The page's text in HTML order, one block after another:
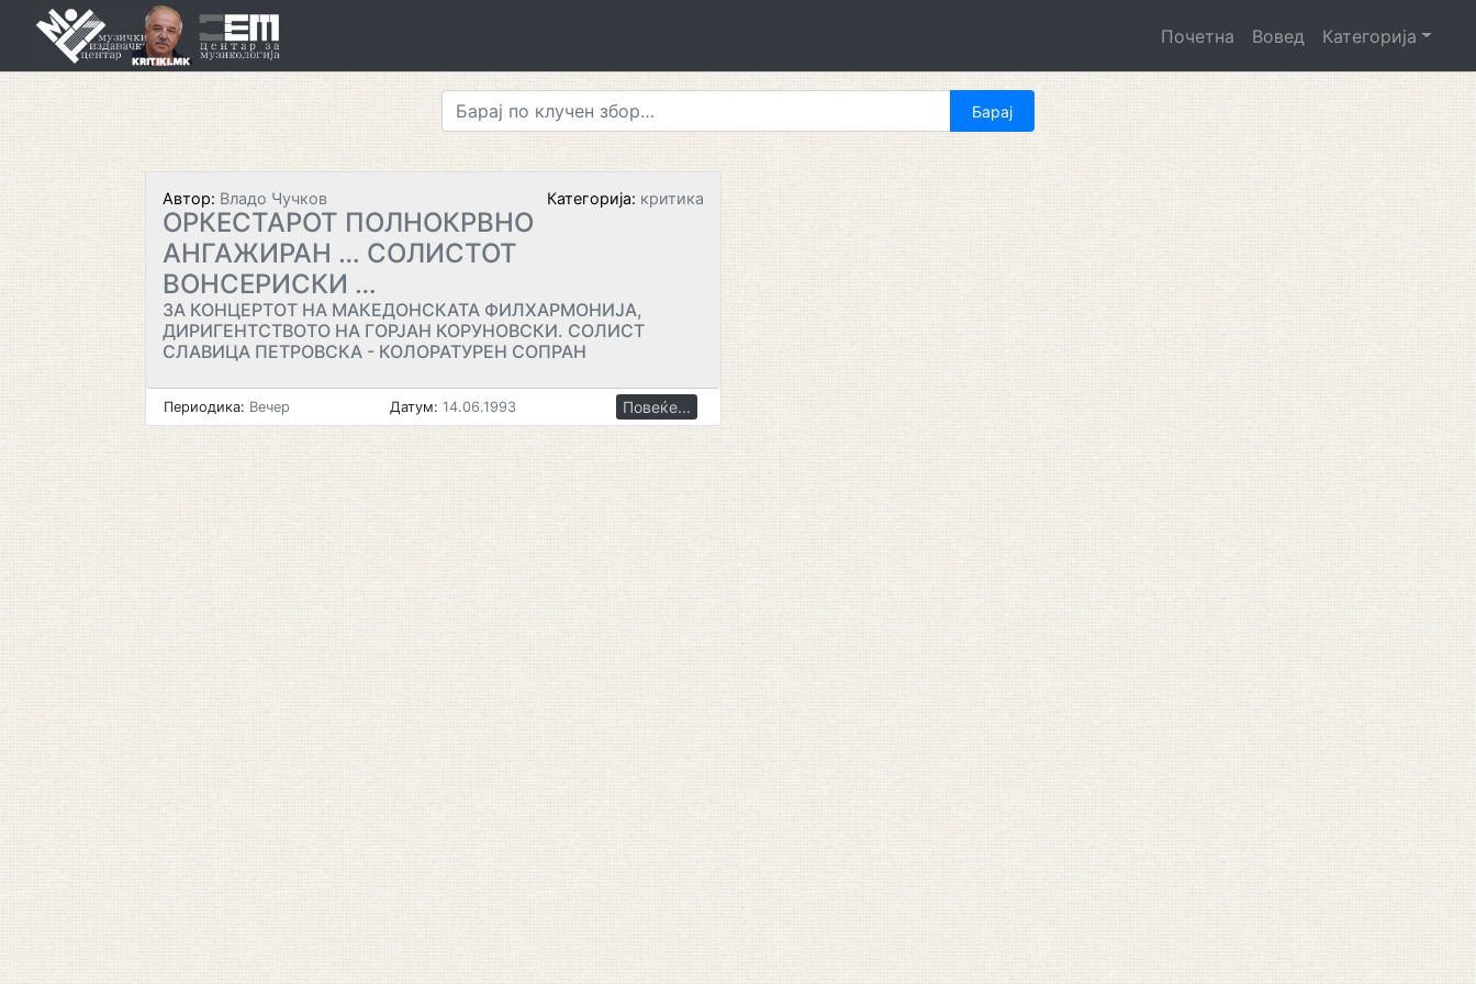
Почетна Вовед Категорија
Автор: Владо Чучков Категорија: критика
ОРКЕСТАРОТ ПОЛНОКРВНО
АНГАЖИРАН … СОЛИСТОТ
ВОНСЕРИСКИ …
ЗА КОНЦЕРТОТ НА МАКЕДОНСКАТА ФИЛХАРМОНИЈА,
ДИРИГЕНТСТВОТО НА ГОРЈАН КОРУНОВСКИ. СОЛИСТ
СЛАВИЦА ПЕТРОВСКА - КОЛОРАТУРЕН СОПРАН
Периодика: Вечер Датум: 14.06.1993 Повеќе...